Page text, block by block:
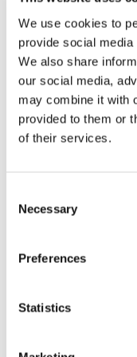
We use cookies to
provide social
We also share
our social media,
may combine it with
provided to them or
of their services.
Necessary
Preferences
Statistics
Waar kan ik
Benieuwd waar
inzetten?
Ik heb een
website. Je